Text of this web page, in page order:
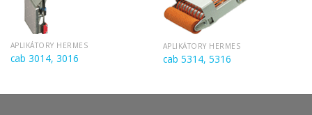
APLIKÁTORY HERMES
cab 3014, 3016
APLIKÁTORY HERMES
cab 5314, 5316